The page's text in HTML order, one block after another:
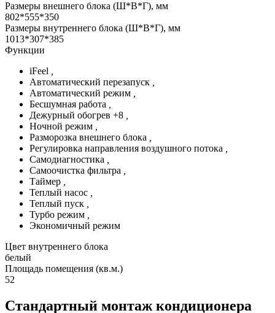
Размеры внешнего блока (Ш*В*Г), мм
802*555*350
Размеры внутреннего блока (Ш*В*Г), мм
1013*307*385
Функции
iFeel
Автоматический перезапуск
Автоматический режим
Бесшумная работа
Дежурный обогрев +8
Ночной режим
Разморозка внешнего блока
Регулировка направления воздушного потока
Самодиагностика
Самоочистка фильтра
Таймер
Теплый насос
Теплый пуск
Турбо режим
Экономичный режим
Цвет внутреннего блока
белый
Площадь помещения (кв.м.)
52
Стандартный монтаж кондиционера